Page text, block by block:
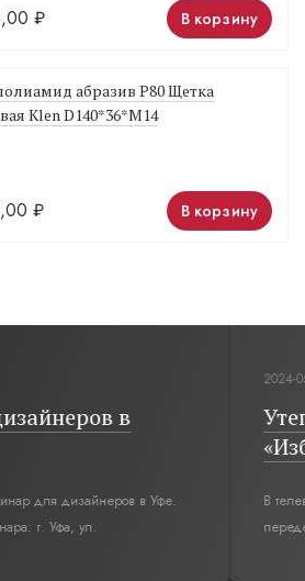
₽ В корзину
абразив Р80 Щетка
Klen D140*36*M14
₽ В корзину
в
для дизайнеров в Уфе.
г. Уфа, ул.
2024-05-
В